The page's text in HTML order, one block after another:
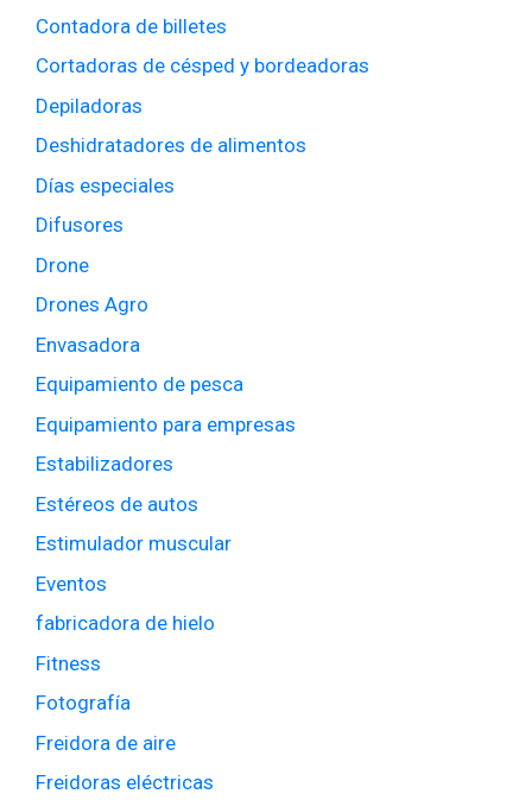
Contadora de billetes
Cortadoras de césped y bordeadoras
Depiladoras
Deshidratadores de alimentos
Días especiales
Difusores
Drone
Drones Agro
Envasadora
Equipamiento de pesca
Equipamiento para empresas
Estabilizadores
Estéreos de autos
Estimulador muscular
Eventos
fabricadora de hielo
Fitness
Fotografía
Freidora de aire
Freidoras eléctricas